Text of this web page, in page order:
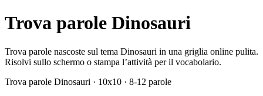
Trova parole Dinosauri
Trova parole nascoste sul tema Dinosauri in una griglia online pulita.
Risolvi sullo schermo o stampa l’attività per il vocabolario.
Trova parole Dinosauri · 10x10 · 8-12 parole